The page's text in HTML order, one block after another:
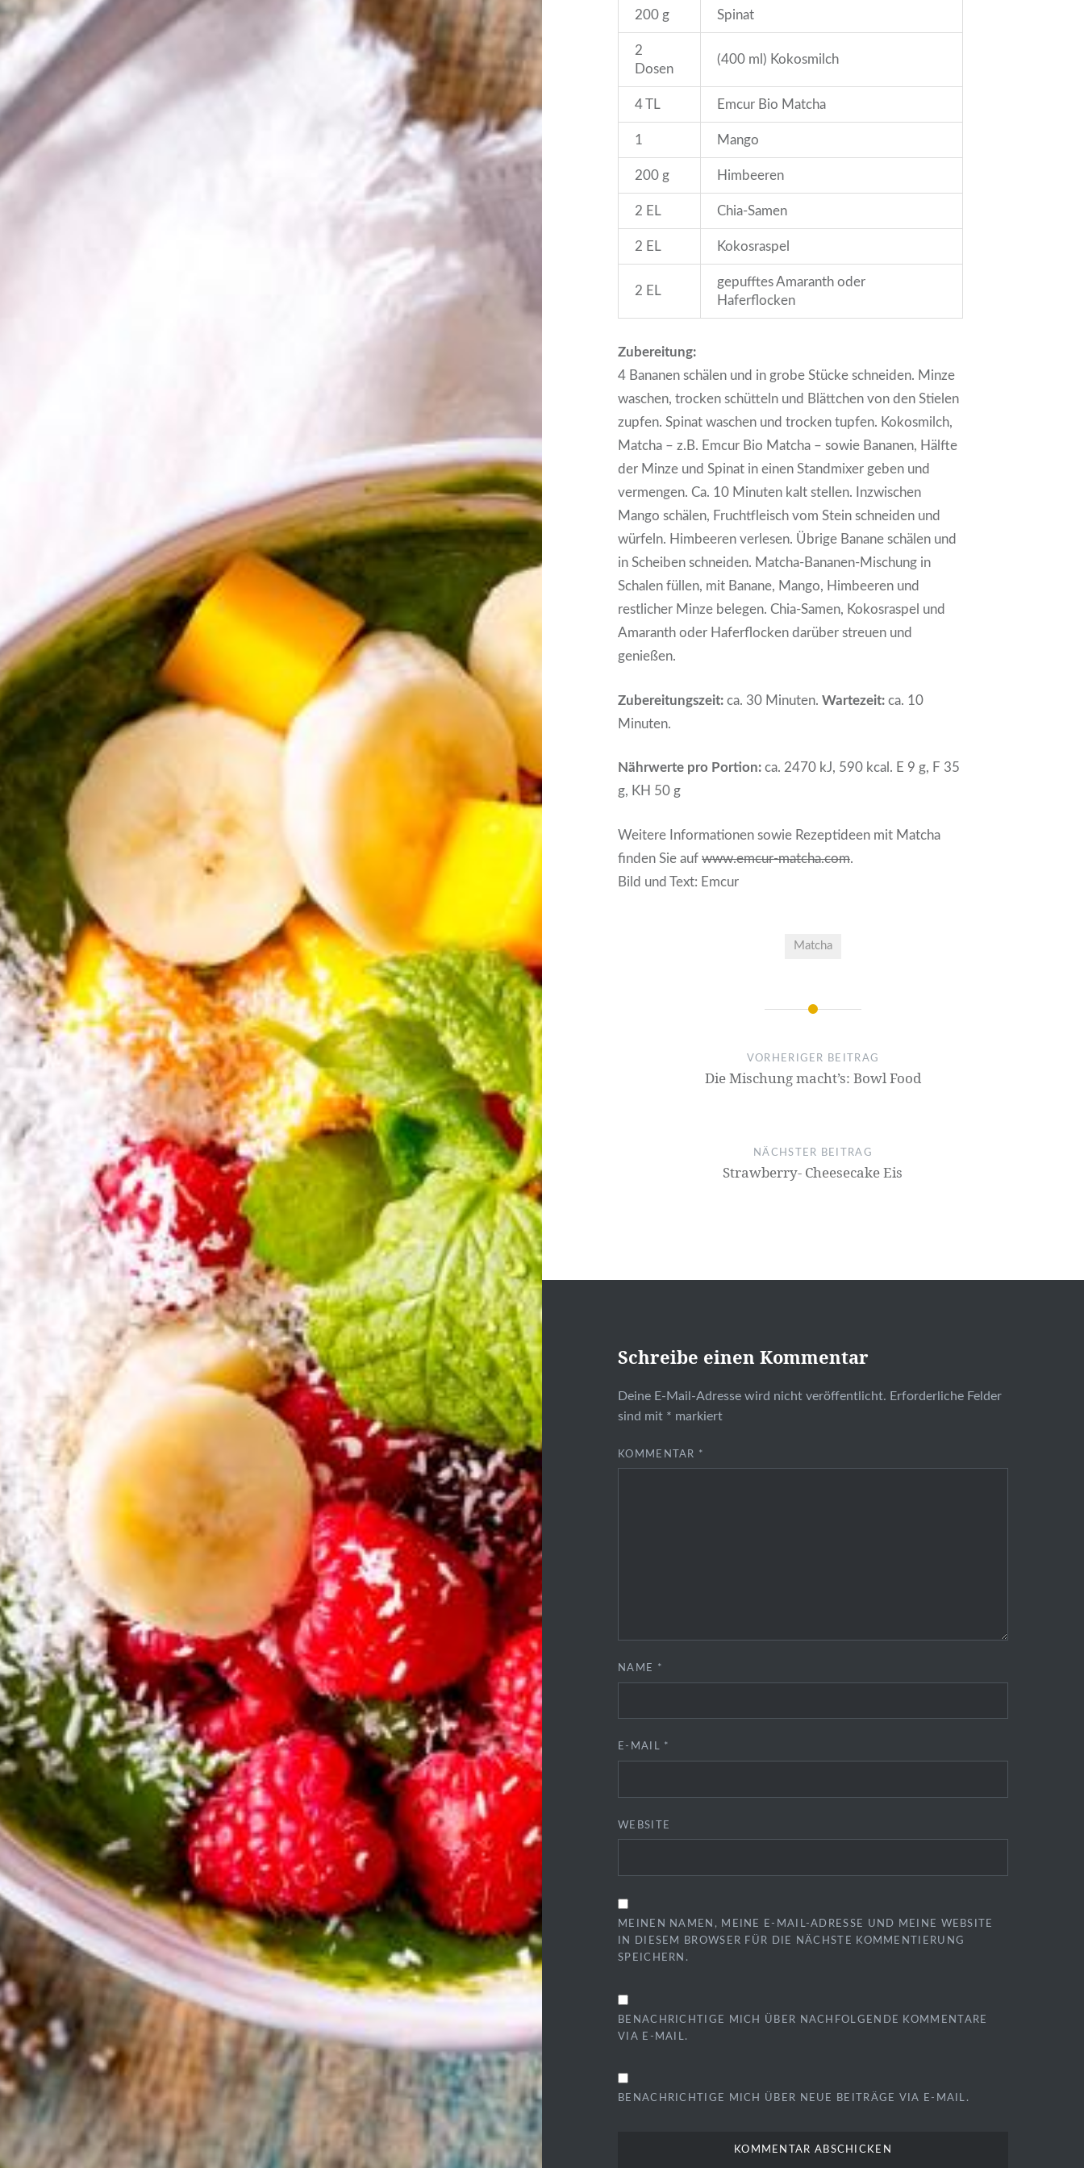
200 g Spinat
2
Dosen
(400 ml) Kokosmilch
4 TL Emcur Bio Matcha
1 Mango
200 g Himbeeren
2 EL Chia-Samen
2 EL Kokosraspel
2 EL
gepufftes Amaranth oder
Haferflocken
Zubereitung:
4 Bananen schälen und in grobe Stücke schneiden. Minze
waschen, trocken schütteln und Blättchen von den Stielen
zupfen. Spinat waschen und trocken tupfen. Kokosmilch,
Matcha – z.B. Emcur Bio Matcha – sowie Bananen, Hälfte
der Minze und Spinat in einen Standmixer geben und
vermengen. Ca. 10 Minuten kalt stellen. Inzwischen
Mango schälen, Fruchtfleisch vom Stein schneiden und
würfeln. Himbeeren verlesen. Übrige Banane schälen und
in Scheiben schneiden. Matcha-Bananen-Mischung in
Schalen füllen, mit Banane, Mango, Himbeeren und
restlicher Minze belegen. Chia-Samen, Kokosraspel und
Amaranth oder Haferflocken darüber streuen und
genießen.
Zubereitungszeit:ca. 30 Minuten.Wartezeit: ca. 10
Minuten.
Nährwerte pro Portion:ca. 2470 kJ, 590 kcal. E 9 g, F 35
g, KH 50 g
Weitere Informationen sowie Rezeptideen mit Matcha
finden Sie aufwww.emcur-matcha.com.
Bild und Text: Emcur
Matcha
Beitrags-
Navigation
VORHERIGER BEITRAG
Die Mischung macht’s: Bowl Food
NÄCHSTER BEITRAG
Strawberry- Cheesecake Eis
Schreibe einen Kommentar
Deine E-Mail-Adresse wird nicht veröffentlicht. Erforderliche Felder
sind mit * markiert
KOMMENTAR *
NAME *
E-MAIL *
WEBSITE
MEINEN NAMEN, MEINE E-MAIL-ADRESSE UND MEINE WEBSITE
IN DIESEM BROWSER FÜR DIE NÄCHSTE KOMMENTIERUNG
SPEICHERN.
BENACHRICHTIGE MICH ÜBER NACHFOLGENDE KOMMENTARE
VIA E-MAIL.
BENACHRICHTIGE MICH ÜBER NEUE BEITRÄGE VIA E-MAIL.